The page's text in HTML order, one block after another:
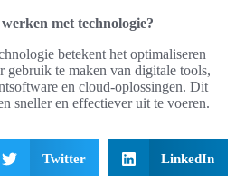
met technologie?
betekent het optimaliseren
gebruik te maken van digitale tools,
en cloud-oplossingen. Dit
sneller en effectiever uit te voeren.
Twitter LinkedIn